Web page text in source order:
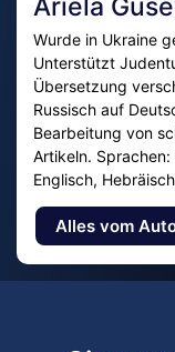
Ariela
Wurde in Ukraine
Unterstützt
Übersetzung
Russisch auf
Bearbeitung von
Artikeln. Sprachen:
Englisch,
Alles vom